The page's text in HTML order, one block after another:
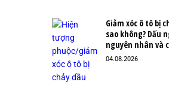
Giảm xóc ô tô bị
sao không? Dấu
nguyên nhân và
04.08.2026